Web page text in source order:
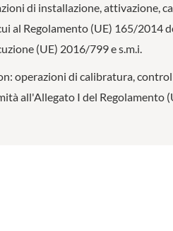
di installazione, attivazione,
al Regolamento (UE) 165/2014
(UE) 2016/799 e s.m.i.
operazioni di calibratura,
all'Allegato I del Regolamento